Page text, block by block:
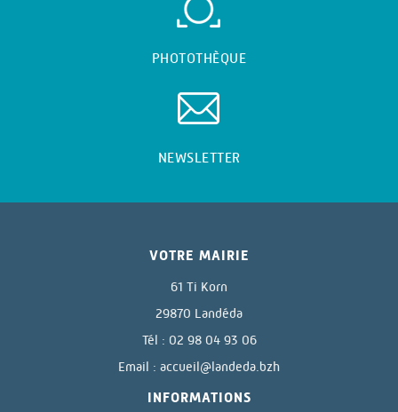
PHOTOTHÈQUE
NEWSLETTER
VOTRE MAIRIE
61 Ti Korn
29870 Landéda
Tél : 02 98 04 93 06
Email : accueil@landeda.bzh
INFORMATIONS